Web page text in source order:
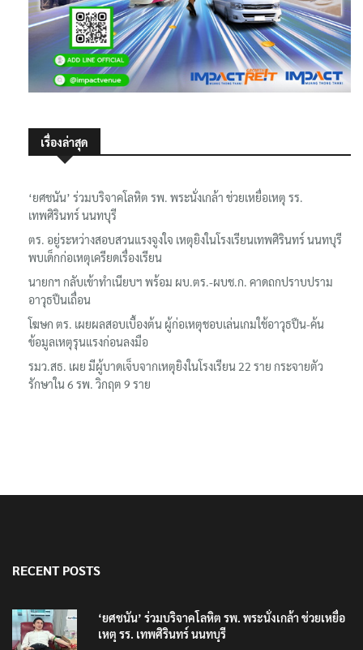
เรื่องล่าสุด
‘ยศชนัน’ ร่วมบริจาคโลหิต รพ. พระนั่งเกล้า ช่วยเหยื่อเหตุ รร.
เทพศิรินทร์ นนทบุรี
ตร. อยู่ระหว่างสอบสวนแรงจูงใจ เหตุยิงในโรงเรียนเทพศิรินทร์ นนทบุรี
พบเด็กก่อเหตุเครียดเรื่องเรียน
นายกฯ กลับเข้าทำเนียบฯ พร้อม ผบ.ตร.-ผบช.ก. คาดถกปราบปราม
อาวุธปืนเถื่อน
โฆษก ตร. เผยผลสอบเบื้องต้น ผู้ก่อเหตุชอบเล่นเกมใช้อาวุธปืน-ค้น
ข้อมูลเหตุรุนแรงก่อนลงมือ
รมว.สธ. เผย มีผู้บาดเจ็บจากเหตุยิงในโรงเรียน 22 ราย กระจายตัว
รักษาใน 6 รพ. วิกฤต 9 ราย
RECENT POSTS
‘ยศชนัน’ ร่วมบริจาคโลหิต รพ. พระนั่งเกล้า ช่วยเหยื่อ
เหตุ รร. เทพศิรินทร์ นนทบุรี